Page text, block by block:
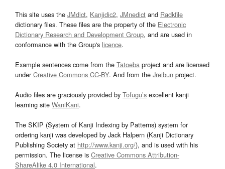
This site uses the JMdict, Kanjidic2, JMnedict and Radkfile
dictionary files. These files are the property of the Electronic
Dictionary Research and Development Group, and are used in
conformance with the Group's licence.
Example sentences come from the Tatoeba project and are licensed
underCreative Commons CC-BY. And from the Jreibun project.
Audio files are graciously provided by Tofugu’s excellent kanji
learning site WaniKani.
The SKIP (System of Kanji Indexing by Patterns) system for
ordering kanji was developed by Jack Halpern (Kanji Dictionary
Publishing Society at http://www.kanji.org/), and is used with his
permission. The license is Creative Commons Attribution-
ShareAlike 4.0 International.